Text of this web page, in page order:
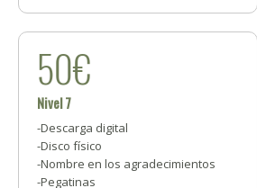
50€
Nivel 7
-Descarga digital
-Disco físico
-Nombre en los agradecimientos
-Pegatinas